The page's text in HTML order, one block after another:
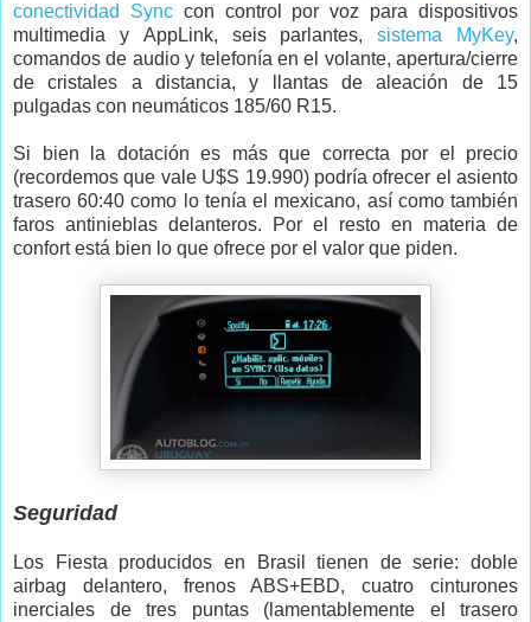
conectividad Synccon control por voz para dispositivos
multimedia y AppLink, seis parlantes,sistema MyKey,
comandos de audio y telefonía en el volante, apertura/cierre
de cristales a distancia, y llantas de aleación de 15
pulgadas con neumáticos 185/60 R15.
Si bien la dotación es más que correcta por el precio
(recordemos que vale U$S 19.990) podría ofrecer el asiento
trasero 60:40 como lo tenía el mexicano, así como también
faros antinieblas delanteros. Por el resto en materia de
confort está bien lo que ofrece por el valor que piden.
Seguridad
Los Fiesta producidos en Brasil tienen de serie: doble
airbag delantero, frenos ABS+EBD, cuatro cinturones
inerciales de tres puntas (lamentablemente el trasero